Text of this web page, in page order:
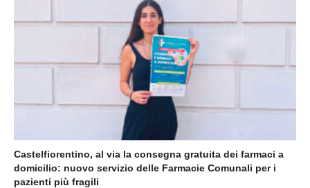
Castelfiorentino, al via la consegna gratuita dei farmaci a
domicilio: nuovo servizio delle Farmacie Comunali per i
pazienti più fragili